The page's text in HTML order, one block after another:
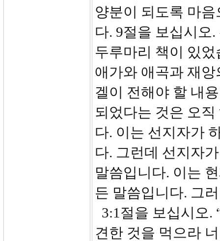
양분이 되도록 마
다. 9절을 보십시오
두루마리 책이 있
애가와 애곡과 재
겔이 전해야 할 내
되었다는 것은 오
다. 이는 선지자가
다. 그런데 선지자
말씀입니다. 이는
든 말씀입니다. 그
3:1절을 보십시오.
견한 것을 먹으라